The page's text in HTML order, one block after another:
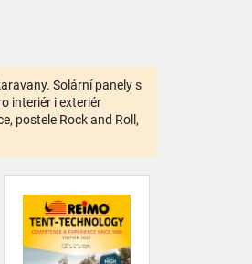
Solární panely s
interiér i exteriér
postele Rock and Roll,